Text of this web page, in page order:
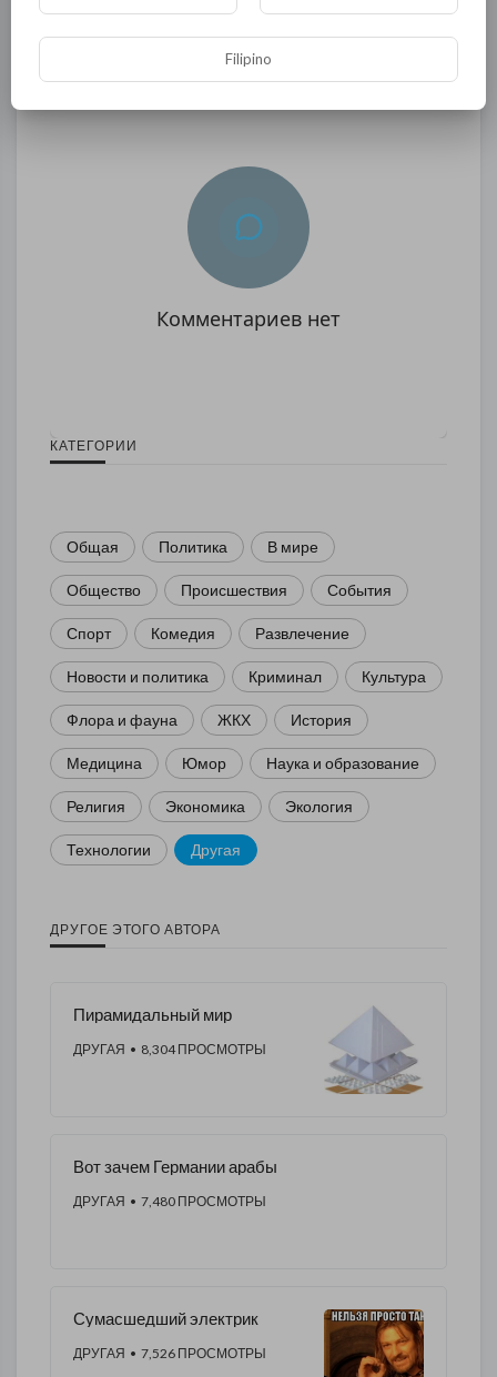
Комментариев нет
КАТЕГОРИИ
Общая Политика В мире
Общество Происшествия События
Спорт Комедия Развлечение
Новости и политика Криминал Культура
Флора и фауна ЖКХ История
Медицина Юмор Наука и образование
Религия Экономика Экология
Технологии Другая
ДРУГОЕ ЭТОГО АВТОРА
Пирамидальный мир
ДРУГАЯ • 8,304 ПРОСМОТРЫ
Вот зачем Германии арабы
ДРУГАЯ • 7,480 ПРОСМОТРЫ
Сумасшедший электрик
ДРУГАЯ • 7,526 ПРОСМОТРЫ
Filipino